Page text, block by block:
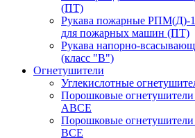
(ПТ)
Рукава пожарные РПМ(Д)-
для пожарных машин (ПТ)
Рукава напорно-
(класс "В")
Огнетушители
Углекислотные
Порошковые
АВСЕ
Порошковые
ВСЕ